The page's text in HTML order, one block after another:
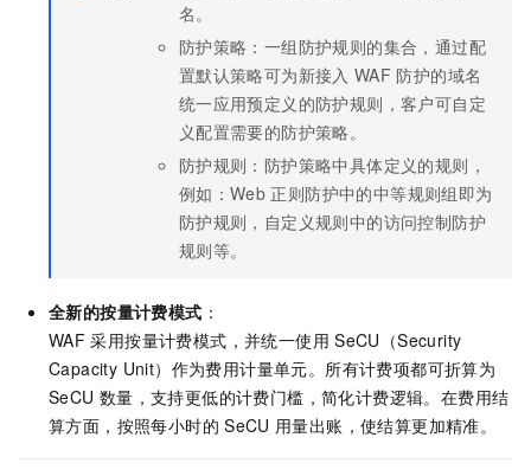
名。
防护策略：一组防护规则的集合，通过配
置默认策略可为新接入 WAF 防护的域名
统一应用预定义的防护规则，客户可自定
义配置需要的防护策略。
防护规则：防护策略中具体定义的规则，
例如：Web 正则防护中的中等规则组即为
防护规则，自定义规则中的访问控制防护
规则等。
全新的按量计费模式 ：
WAF 采用按量计费模式，并统一使用 SeCU（Security
Capacity Unit）作为费用计量单元。所有计费项都可折算为
SeCU 数量，支持更低的计费门槛，简化计费逻辑。在费用结
算方面，按照每小时的 SeCU 用量出账，使结算更加精准。